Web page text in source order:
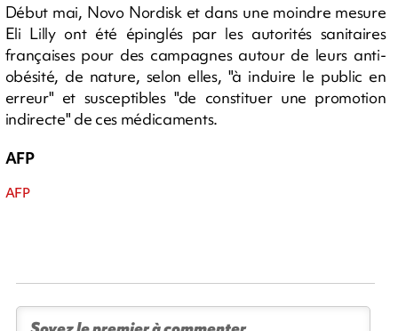
Début mai, Novo Nordisk et dans une moindre mesure
Eli Lilly ont été épinglés par les autorités sanitaires
françaises pour des campagnes autour de leurs anti-
obésité, de nature, selon elles, "à induire le public en
erreur" et susceptibles "de constituer une promotion
indirecte" de ces médicaments.
AFP
AFP